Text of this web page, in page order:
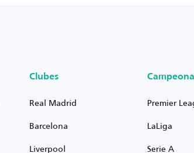
Clubes
Real Madrid
Barcelona
Liverpool
Premier
LaLiga
Serie A